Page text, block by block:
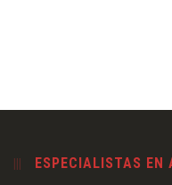
ESPECIALISTAS EN